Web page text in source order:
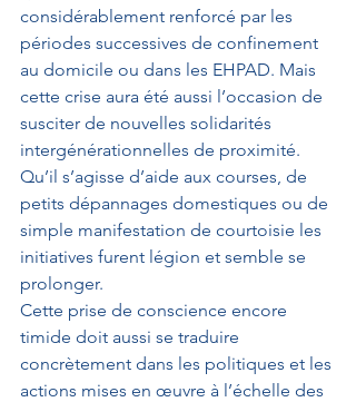
considérablement renforcé par les
périodes successives de confinement
au domicile ou dans les EHPAD. Mais
cette crise aura été aussi l’occasion de
susciter de nouvelles solidarités
intergénérationnelles de proximité.
Qu’il s’agisse d’aide aux courses, de
petits dépannages domestiques ou de
simple manifestation de courtoisie les
initiatives furent légion et semble se
prolonger.
Cette prise de conscience encore
timide doit aussi se traduire
concrètement dans les politiques et les
actions mises en œuvre à l’échelle des